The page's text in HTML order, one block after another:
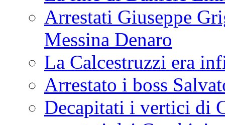
Arrestati Giuseppe
Messina Denaro
La Calcestruzzi era
Arrestato i boss
Decapitati i vertici di